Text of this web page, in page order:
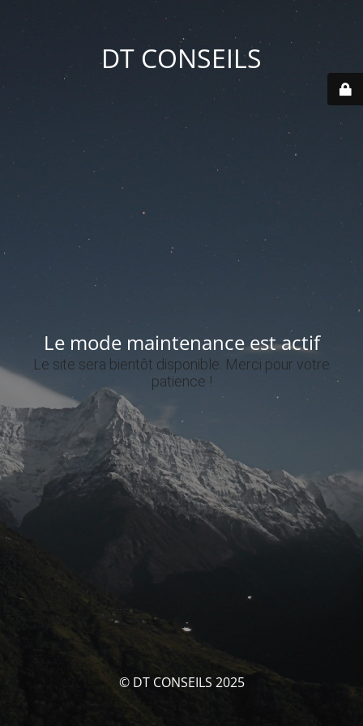
DT CONSEILS
Le mode maintenance est actif
Le site sera bientôt disponible. Merci pour votre
patience !
© DT CONSEILS 2025